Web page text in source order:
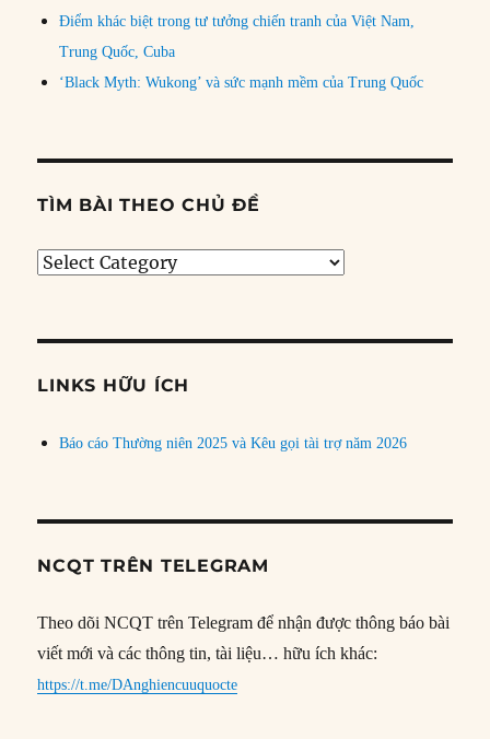
Điểm khác biệt trong tư tưởng chiến tranh của Việt Nam,
Trung Quốc, Cuba
‘Black Myth: Wukong’ và sức mạnh mềm của Trung Quốc
TÌM BÀI THEO CHỦ ĐỀ
Tìm
đề
LINKS HỮU ÍCH
Báo cáo Thường niên 2025 và Kêu gọi tài trợ năm 2026
NCQT TRÊN TELEGRAM
Theo dõi NCQT trên Telegram để nhận được thông báo bài
viết mới và các thông tin, tài liệu… hữu ích khác:
https://t.me/DAnghiencuuquocte